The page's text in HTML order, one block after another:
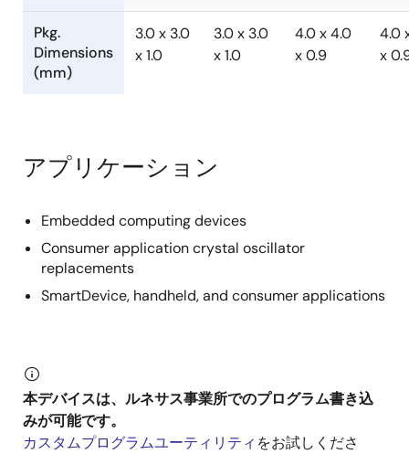
Pkg.
Dimensions
(mm)
3.0 x 3.0
x 1.0
3.0 x 3.0
x 1.0
4.0 x 4.0
x 0.9
4.0
x
アプリケーション
Embedded computing devices
Consumer application crystal oscillator
replacements
SmartDevice, handheld, and consumer applications
本デバイスは、ルネサス事業所でのプログラム書き込
みが可能です。
カスタムプログラムユーティリティ をお試しくださ